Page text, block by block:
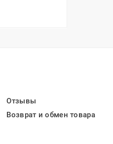
Отзывы
Возврат и обмен товара